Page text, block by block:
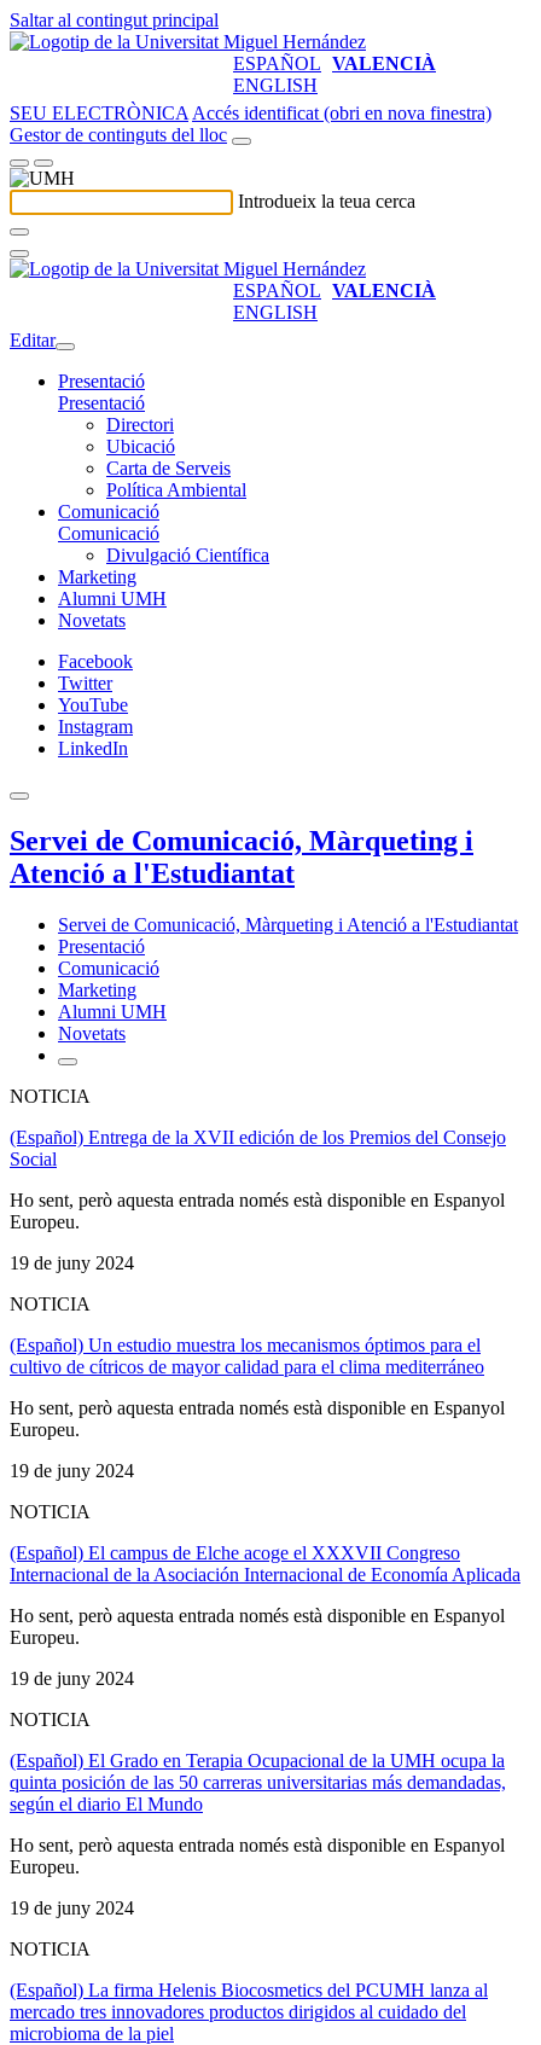
Saltar al contingut principal
ESPAÑOL VALENCIÀ
ENGLISH
SEU ELECTRÒNICA Accés identificat (obri en nova finestra)
Gestor de continguts del lloc
Introdueix la teua cerca
ESPAÑOL VALENCIÀ
ENGLISH
Editar
Presentació
Presentació
Directori
Ubicació
Carta de Serveis
Política Ambiental
Comunicació
Comunicació
Divulgació Científica
Marketing
Alumni UMH
Novetats
Facebook
Twitter
YouTube
Instagram
LinkedIn
Servei de Comunicació, Màrqueting i
Atenció a l'Estudiantat
Servei de Comunicació, Màrqueting i Atenció a l'Estudiantat
Presentació
Comunicació
Marketing
Alumni UMH
Novetats
NOTICIA
(Español) Entrega de la XVII edición de los Premios del Consejo
Social
Ho sent, però aquesta entrada només està disponible en Espanyol
Europeu.
19 de juny 2024
NOTICIA
(Español) Un estudio muestra los mecanismos óptimos para el
cultivo de cítricos de mayor calidad para el clima mediterráneo
Ho sent, però aquesta entrada només està disponible en Espanyol
Europeu.
19 de juny 2024
NOTICIA
(Español) El campus de Elche acoge el XXXVII Congreso
Internacional de la Asociación Internacional de Economía Aplicada
Ho sent, però aquesta entrada només està disponible en Espanyol
Europeu.
19 de juny 2024
NOTICIA
(Español) El Grado en Terapia Ocupacional de la UMH ocupa la
quinta posición de las 50 carreras universitarias más demandadas,
según el diario El Mundo
Ho sent, però aquesta entrada només està disponible en Espanyol
Europeu.
19 de juny 2024
NOTICIA
(Español) La firma Helenis Biocosmetics del PCUMH lanza al
mercado tres innovadores productos dirigidos al cuidado del
microbioma de la piel